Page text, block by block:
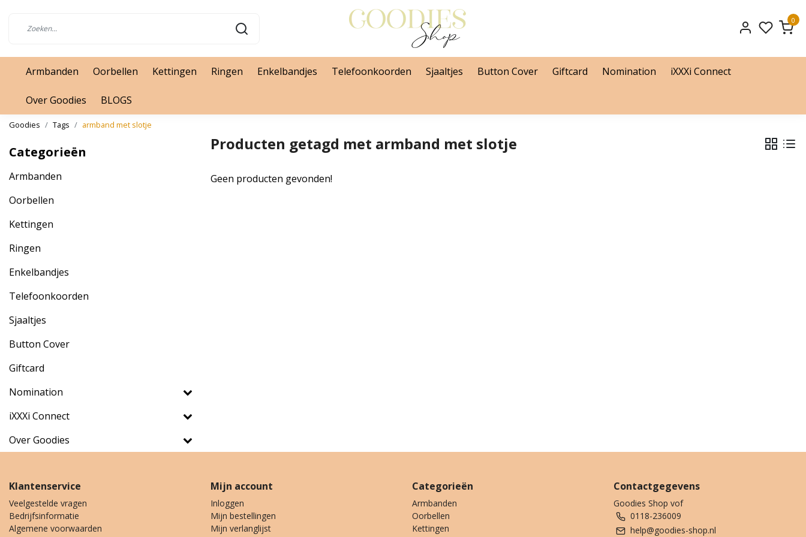
0
Armbanden Oorbellen Kettingen Ringen Enkelbandjes Telefoonkoorden Sjaaltjes Button Cover Giftcard Nomination iXXXi Connect
Over Goodies BLOGS
Goodies Tags armband met slotje
Categorieën
Armbanden
Oorbellen
Kettingen
Ringen
Enkelbandjes
Telefoonkoorden
Sjaaltjes
Button Cover
Giftcard
Nomination
iXXXi Connect
Over Goodies
Producten getagd met armband met slotje
Geen producten gevonden!
Klantenservice
Veelgestelde vragen
Bedrijfsinformatie
Algemene voorwaarden
Mijn account
Inloggen
Mijn bestellingen
Mijn verlanglijst
Categorieën
Armbanden
Oorbellen
Kettingen
Contactgegevens
Goodies Shop vof
0118-236009
help@goodies-shop.nl